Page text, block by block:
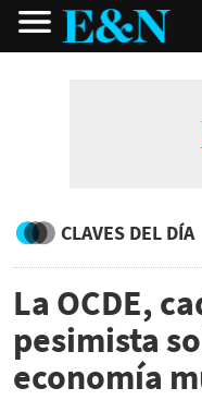
CLAVES DEL DÍA
La OCDE,
pesimista
economía